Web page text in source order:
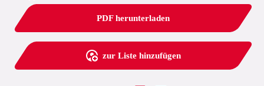
PDF herunterladen
zur Liste hinzufügen